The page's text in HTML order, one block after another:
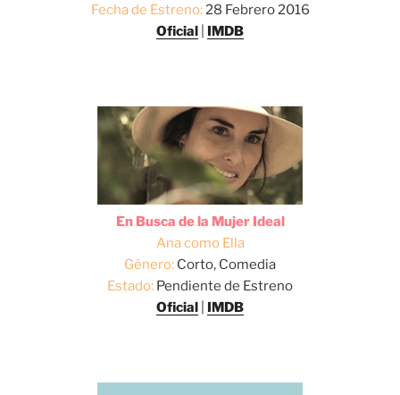
Fecha de Estreno:28 Febrero 2016
Oficial
IMDB
En Busca de la Mujer Ideal
Ana como Ella
Género: Corto, Comedia
Estado: Pendiente de Estreno
Oficial
IMDB